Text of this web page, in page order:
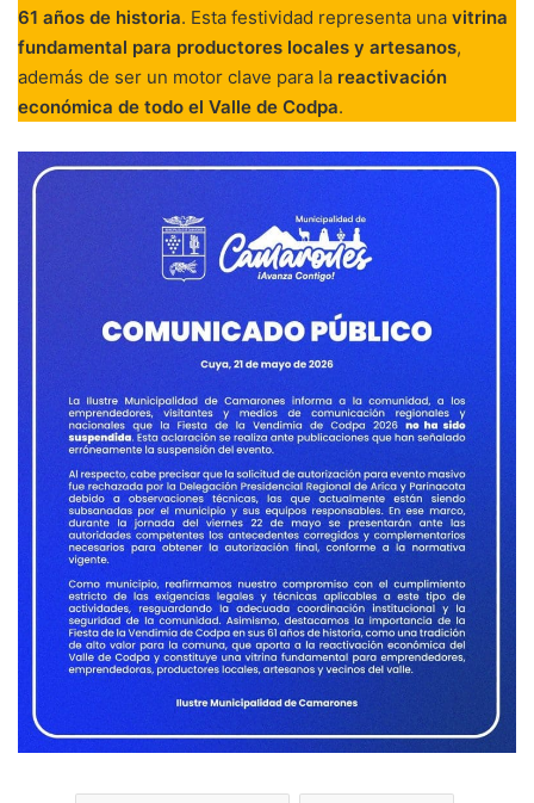
61 años de historia. Esta festividad representa una vitrina
fundamental para productores locales y artesanos,
además de ser un motor clave para la reactivación
económica de todo el Valle de Codpa.